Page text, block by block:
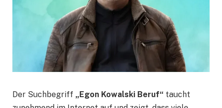
Der Suchbegriff „Egon Kowalski Beruf“ taucht